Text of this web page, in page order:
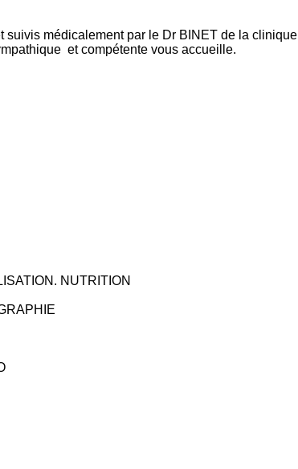
suivis médicalement par le Dr BINET de la clinique
et compétente vous accueille.
NUTRITION